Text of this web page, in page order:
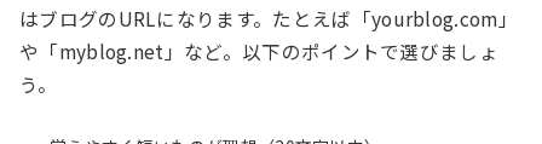
はブログのURLになります。たとえば「yourblog.com」
や「myblog.net」など。以下のポイントで選びましょ
う。